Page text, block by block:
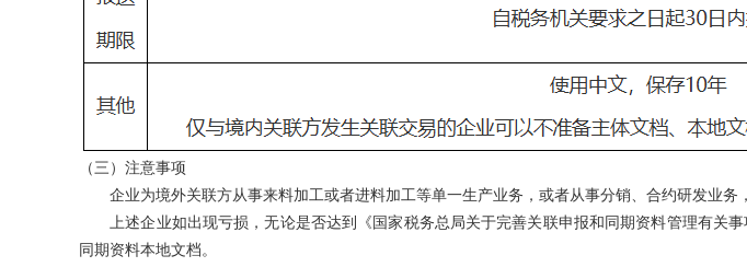
（三）注意事项
企业为境外关联方从事来料加工或者进料加工等单一生产业务，或者从事分销、合约研发业务
上述企业如出现亏损，无论是否达到《国家税务总局关于完善关联申报和同期资料管理有关
同期资料本地文档。